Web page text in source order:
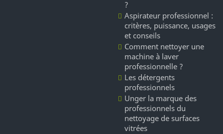
?
Aspirateur professionnel :
critères, puissance, usages
et conseils
Comment nettoyer une
machine à laver
professionnelle ?
Les détergents
professionnels
Unger la marque des
professionnels du
nettoyage de surfaces
vitrées